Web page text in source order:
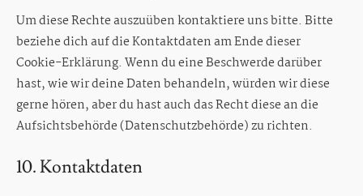
Um diese Rechte auszuüben kontaktiere uns bitte. Bitte
beziehe dich auf die Kontaktdaten am Ende dieser
Cookie-Erklärung. Wenn du eine Beschwerde darüber
hast, wie wir deine Daten behandeln, würden wir diese
gerne hören, aber du hast auch das Recht diese an die
Aufsichtsbehörde (Datenschutzbehörde) zu richten.
10. Kontaktdaten